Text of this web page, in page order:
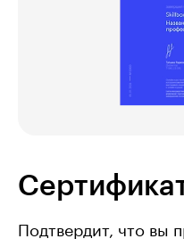
Подтвердит, что вы